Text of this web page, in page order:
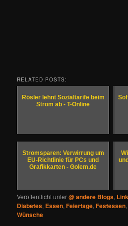
RELATED POSTS:
Rösler lehnt Sozialtarife beim
Strom ab - T-Online
Stromsparen: Verwirrung um
EU-Richtlinie für PCs und
Grafikkarten - Golem.de
Veröffentlicht unter@ andere Blogs,
Diabetes, Essen,Feiertage,Festessen
Wünsche